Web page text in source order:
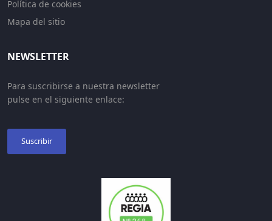
Política de cookies
Mapa del sitio
NEWSLETTER
Para suscribirse a nuestra newsletter
pulse en el siguiente enlace:
Suscribir